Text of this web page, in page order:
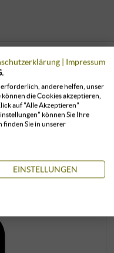
AUCH:
| Impressum
erforderlich, andere helfen, unser
die Cookies akzeptieren,
auf "Alle Akzeptieren"
können Sie Ihre
Sie in unserer
EINSTELLUNGEN